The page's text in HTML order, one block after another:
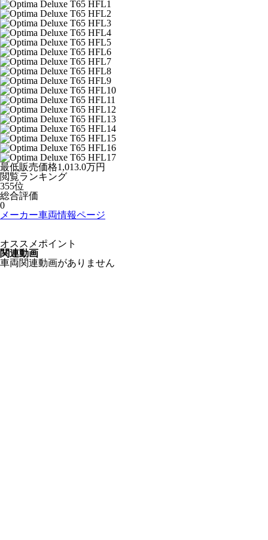
最低販売価格1,013.0万円
閲覧ランキング
355位
総合評価
0
メーカー車両情報ページ
オススメポイント
関連動画
車両関連動画がありません